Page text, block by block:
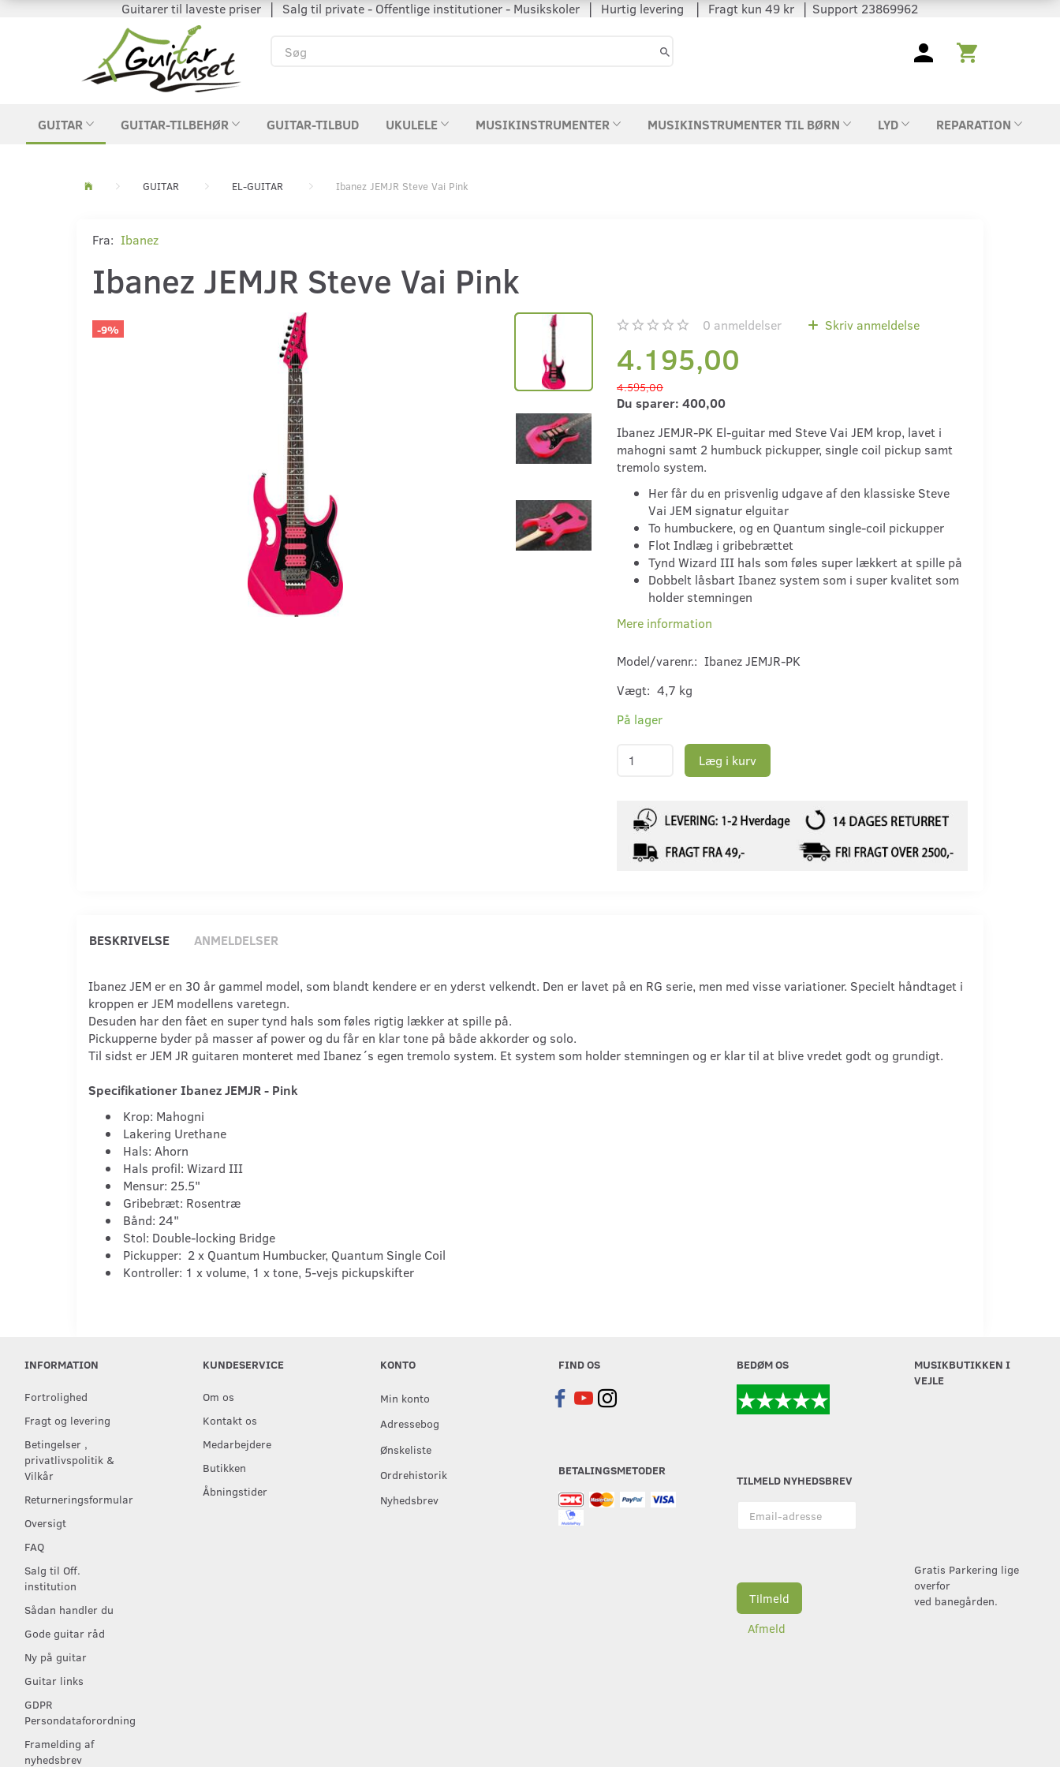
Guitarer til laveste priser │ Salg til private - Offentlige institutioner - Musikskoler │ Hurtig levering │ Fragt kun 49 kr │ Support 23869962
GUITAR GUITAR-TILBEHØR GUITAR-TILBUD UKULELE MUSIKINSTRUMENTER MUSIKINSTRUMENTER TIL BØRN LYD REPARATION
GUITAR EL-GUITAR Ibanez JEMJR Steve Vai Pink
Fra: Ibanez
Ibanez JEMJR Steve Vai Pink
-9% 0 anmeldelser Skriv anmeldelse
4.195,00
4.595,00
Du sparer: 400,00
Ibanez JEMJR-PK El-guitar med Steve Vai JEM krop, lavet i
mahogni samt 2 humbuck pickupper, single coil pickup samt
tremolo system.
Her får du en prisvenlig udgave af den klassiske Steve
Vai JEM signatur elguitar
To humbuckere, og en Quantum single-coil pickupper
Flot Indlæg i gribebrættet
Tynd Wizard III hals som føles super lækkert at spille på
Dobbelt låsbart Ibanez system som i super kvalitet som
holder stemningen
Mere information
Model/varenr.: Ibanez JEMJR-PK
Vægt: 4,7 kg
På lager
Læg i kurv
BESKRIVELSE ANMELDELSER
Ibanez JEM er en 30 år gammel model, som blandt kendere er en yderst velkendt. Den er lavet på en RG serie, men med visse variationer. Specielt håndtaget i
kroppen er JEM modellens varetegn.
Desuden har den fået en super tynd hals som føles rigtig lækker at spille på.
Pickupperne byder på masser af power og du får en klar tone på både akkorder og solo.
Til sidst er JEM JR guitaren monteret med Ibanez´s egen tremolo system. Et system som holder stemningen og er klar til at blive vredet godt og grundigt.
Specifikationer Ibanez JEMJR - Pink
Krop: Mahogni
Lakering Urethane
Hals: Ahorn
Hals profil: Wizard III
Mensur: 25.5"
Gribebræt: Rosentræ
Bånd: 24"
Stol: Double-locking Bridge
Pickupper: 2 x Quantum Humbucker, Quantum Single Coil
Kontroller: 1 x volume, 1 x tone, 5-vejs pickupskifter
INFORMATION
Fortrolighed
Fragt og levering
Betingelser ,
privatlivspolitik &
Vilkår
Returneringsformular
Oversigt
FAQ
Salg til Off.
institution
Sådan handler du
Gode guitar råd
Ny på guitar
Guitar links
GDPR
Persondataforordning
Framelding af
nyhedsbrev
KUNDESERVICE
Om os
Kontakt os
Medarbejdere
Butikken
Åbningstider
KONTO
Min konto
Adressebog
Ønskeliste
Ordrehistorik
Nyhedsbrev
FIND OS
BETALINGSMETODER
BEDØM OS
TILMELD NYHEDSBREV
adresse
Tilmeld
Afmeld
MUSIKBUTIKKEN I
VEJLE
Gratis Parkering lige
overfor
ved banegården.